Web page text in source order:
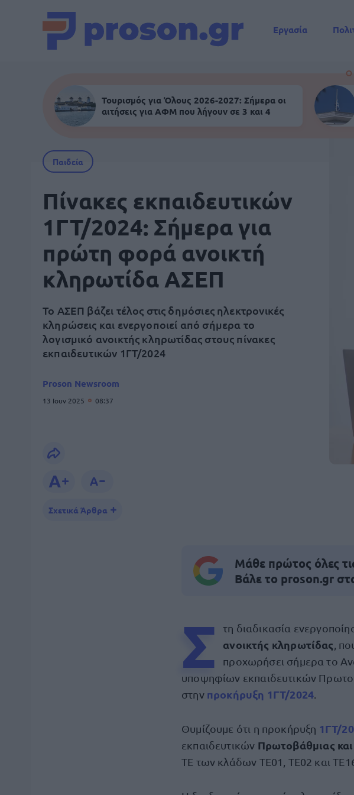
Εργασία
Τουρισμός για Όλους 2026-2027: Σήμερα οι
αιτήσεις για ΑΦΜ που λήγουν σε 3 και 4
Παιδεία
Πίνακες εκπαιδευτικών
1ΓΤ/2024: Σήμερα για
πρώτη φορά ανοικτή
κληρωτίδα ΑΣΕΠ
Το ΑΣΕΠ βάζει τέλος στις δημόσιες ηλεκτρονικές
κληρώσεις και ενεργοποιεί από σήμερα το
λογισμικό ανοικτής κληρωτίδας στους πίνακες
εκπαιδευτικών 1ΓΤ/2024
Proson Newsroom
13 Ιουν 2025 08:37
Σχετικά Άρθρα
Μάθε πρώτος όλες
Βάλε το proson.gr
Σ τη διαδικασία
ανοικτής κληρωτίδας ,
προχωρήσει σήμερα το
υποψηφίων εκπαιδευτικών
στην προκήρυξη 1ΓΤ/2024
Θυμίζουμε ότι η προκήρυξη 1ΓΤ/
εκπαιδευτικών Πρωτοβάθμιας
ΤΕ των κλάδων ΤΕ01, ΤΕ02 και